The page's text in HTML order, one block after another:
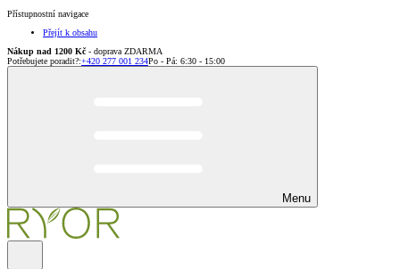
Přístupnostní navigace
Přejít k obsahu
Nákup nad 1200 Kč - doprava ZDARMA
Potřebujete poradit?:+420 277 001 234Po - Pá: 6:30 - 15:00
Menu